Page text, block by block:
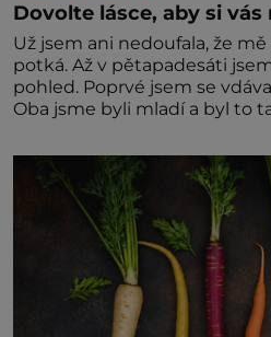
Dovolte lásce, aby si vás
Už jsem ani nedoufala, že
potká. Až v pětapadesáti
pohled. Poprvé jsem se
Oba jsme byli mladí a byl to
zaopatřený mladý muž.
nesvědčilo, brzy jsme zjistili,